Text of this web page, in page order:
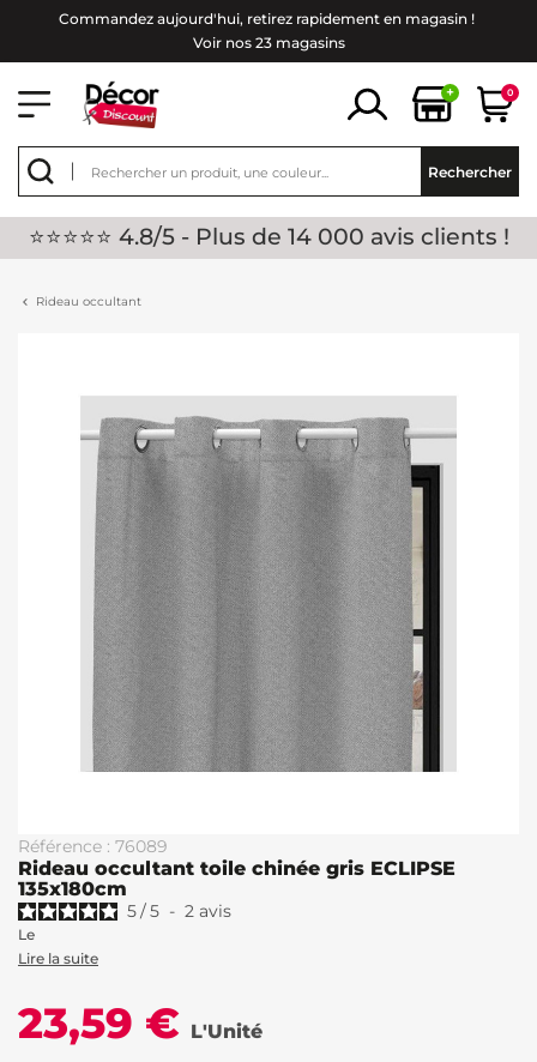
Commandez aujourd'hui, retirez rapidement en magasin !
Voir nos 23 magasins
+ 0
Rechercher
⭐⭐⭐⭐⭐ 4.8/5 - Plus de 14 000 avis clients !
Rideau occultant
Référence : 76089
Rideau occultant toile chinée gris ECLIPSE
135x180cm
5/5 - 2 avis
Le
Lire la suite
23,59 € L'Unité